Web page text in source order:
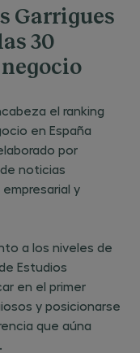
Garrigues
30
el ranking
en España
por
noticias
y
a los niveles de
Estudios
en el primer
y posicionarse
que aúna